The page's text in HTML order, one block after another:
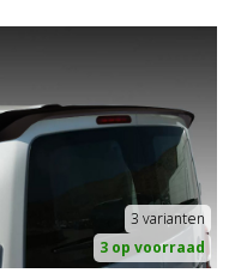
3 varianten
3 op voorraad